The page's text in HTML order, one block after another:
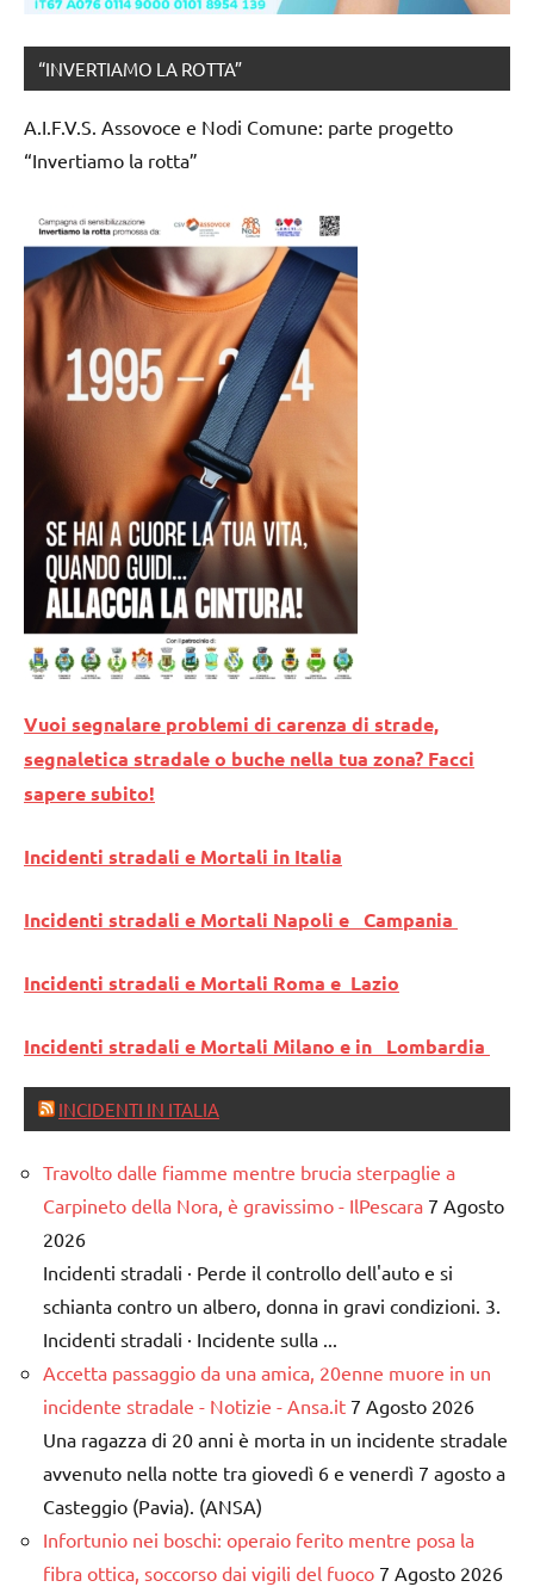
“INVERTIAMO LA ROTTA”
A.I.F.V.S. Assovoce e Nodi Comune: parte progetto
“Invertiamo la rotta”
Vuoi segnalare problemi di carenza di strade,
segnaletica stradale o buche nella tua zona? Facci
sapere subito!
Incidenti stradali e Mortali in Italia
Incidenti stradali e Mortali Napoli e Campania
Incidenti stradali e Mortali Roma e Lazio
Incidenti stradali e Mortali Milano e in Lombardia
INCIDENTI IN ITALIA
Travolto dalle fiamme mentre brucia sterpaglie a
Carpineto della Nora, è gravissimo - IlPescara 7 Agosto
2026
Incidenti stradali · Perde il controllo dell'auto e si
schianta contro un albero, donna in gravi condizioni. 3.
Incidenti stradali · Incidente sulla ...
Accetta passaggio da una amica, 20enne muore in un
incidente stradale - Notizie - Ansa.it 7 Agosto 2026
Una ragazza di 20 anni è morta in un incidente stradale
avvenuto nella notte tra giovedì 6 e venerdì 7 agosto a
Casteggio (Pavia). (ANSA)
Infortunio nei boschi: operaio ferito mentre posa la
fibra ottica, soccorso dai vigili del fuoco 7 Agosto 2026